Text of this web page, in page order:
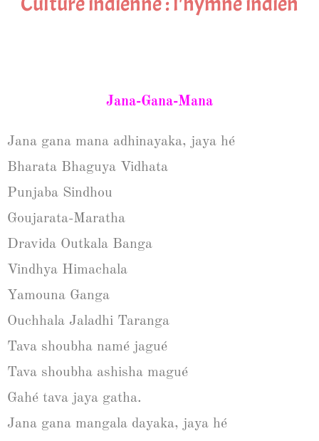
Jana-Gana-Mana
Jana gana mana adhinayaka, jaya hé
Bharata Bhaguya Vidhata
Punjaba Sindhou
Goujarata-Maratha
Dravida Outkala Banga
Vindhya Himachala
Yamouna Ganga
Ouchhala Jaladhi Taranga
Tava shoubha namé jagué
Tava shoubha ashisha magué
Gahé tava jaya gatha.
Jana gana mangala dayaka, jaya hé